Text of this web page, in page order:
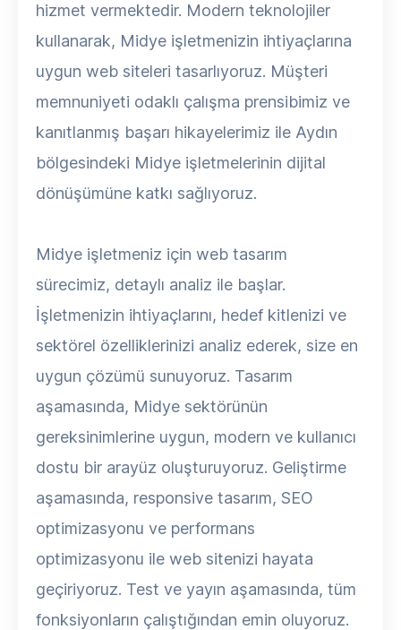
hizmet vermektedir. Modern teknolojiler
kullanarak, Midye işletmenizin ihtiyaçlarına
uygun web siteleri tasarlıyoruz. Müşteri
memnuniyeti odaklı çalışma prensibimiz ve
kanıtlanmış başarı hikayelerimiz ile Aydın
bölgesindeki Midye işletmelerinin dijital
dönüşümüne katkı sağlıyoruz.
Midye işletmeniz için web tasarım
sürecimiz, detaylı analiz ile başlar.
İşletmenizin ihtiyaçlarını, hedef kitlenizi ve
sektörel özelliklerinizi analiz ederek, size en
uygun çözümü sunuyoruz. Tasarım
aşamasında, Midye sektörünün
gereksinimlerine uygun, modern ve kullanıcı
dostu bir arayüz oluşturuyoruz. Geliştirme
aşamasında, responsive tasarım, SEO
optimizasyonu ve performans
optimizasyonu ile web sitenizi hayata
geçiriyoruz. Test ve yayın aşamasında, tüm
fonksiyonların çalıştığından emin oluyoruz.